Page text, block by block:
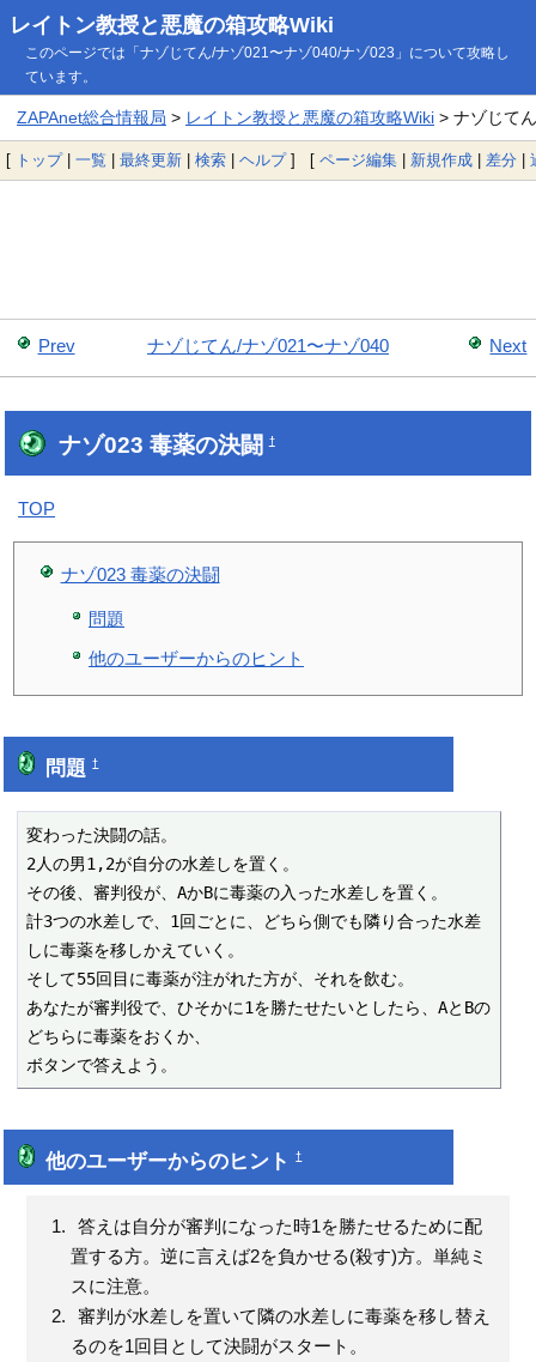
レイトン教授と悪魔の箱攻略Wiki
このページでは「ナゾじてん/ナゾ021〜ナゾ040/ナゾ023」について攻略し
ています。
ZAPAnet総合情報局 > レイトン教授と悪魔の箱攻略Wiki> ナゾじて
[ トップ| 一覧 | 最終更新 | 検索 | ヘルプ] [ ページ編集 | 新規作成 | 差分 |
Prev Next
ナゾじてん/ナゾ021〜ナゾ040
ナゾ023 毒薬の決闘†
TOP
ナゾ023 毒薬の決闘
問題
他のユーザーからのヒント
問題†
変わった決闘の話。
2人の男1,2が自分の水差しを置く。
その後、審判役が、AかBに毒薬の入った水差しを置く。
計3つの水差しで、1回ごとに、どちら側でも隣り合った水差
しに毒薬を移しかえていく。
そして55回目に毒薬が注がれた方が、それを飲む。
あなたが審判役で、ひそかに1を勝たせたいとしたら、AとBの
どちらに毒薬をおくか、
ボタンで答えよう。
他のユーザーからのヒント†
答えは自分が審判になった時1を勝たせるために配
置する方。逆に言えば2を負かせる(殺す)方。単純ミ
スに注意。
審判が水差しを置いて隣の水差しに毒薬を移し替え
るのを1回目として決闘がスタート。